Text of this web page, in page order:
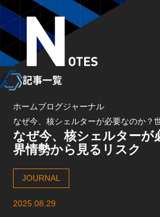
ホームブログジャーナル
なぜ今、核シェルターが必要なのか？
なぜ今、核シェルターが
界情勢から見るリスク
JOURNAL
2025.08.29